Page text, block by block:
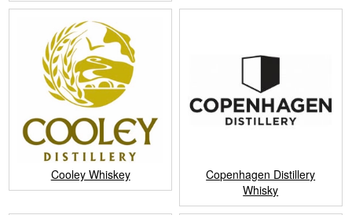
Cooley Whiskey
Copenhagen Distillery
Whisky